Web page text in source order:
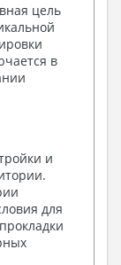
и
цель
в
и
для